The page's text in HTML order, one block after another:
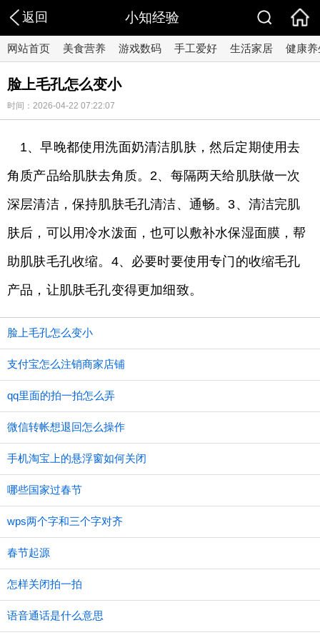
返回 小知经验
网站首页 美食营养 游戏数码 手工爱好 生活家居 健康养
​脸上毛孔怎么变小
时间：2026-04-22 07:22:07
1、早晚都使用洗面奶清洁肌肤，然后定期使用去
角质产品给肌肤去角质。2、每隔两天给肌肤做一次
深层清洁，保持肌肤毛孔清洁、通畅。3、清洁完肌
肤后，可以用冷水泼面，也可以敷补水保湿面膜，帮
助肌肤毛孔收缩。4、必要时要使用专门的收缩毛孔
产品，让肌肤毛孔变得更加细致。
​脸上毛孔怎么变小
支付宝怎么注销商家店铺
qq里面的拍一拍怎么弄
微信转帐想退回怎么操作
手机淘宝上的悬浮窗如何关闭
哪些国家过春节
wps两个字和三个字对齐
春节起源
怎样关闭拍一拍
语音通话是什么意思